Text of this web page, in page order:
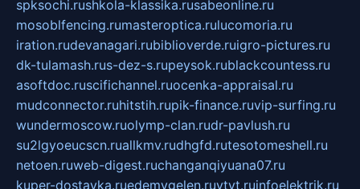
spksochi.rushkola-klassika.rusabeonline.ru
mosoblfencing.rumasteroptica.rulucomoria.ru
iration.rudevanagari.rubiblioverde.ruigro-pictures.ru
dk-tulamash.rus-dez-s.rupeysok.rublackcountess.ru
asoftdoc.ruscifichannel.ruocenka-appraisal.ru
mudconnector.ruhitstih.rupik-finance.ruvip-surfing.ru
wundermoscow.ruolymp-clan.rudr-pavlush.ru
su2lgyoeucscn.ruallkmv.rudhgfd.rutesotomeshell.ru
netoen.ruweb-digest.ruchanganqiyuana07.ru
kuper-dostavka.ruedemvgelen.ruytyt.ruinfoelektrik.ru